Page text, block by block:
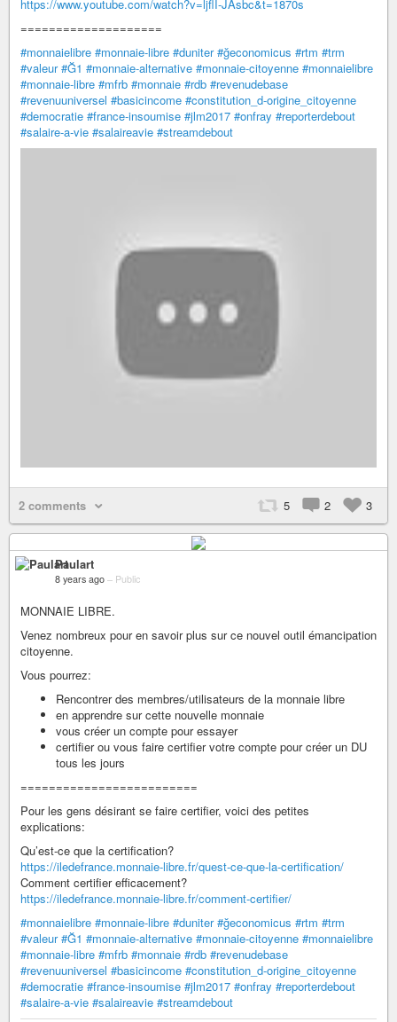
https://www.youtube.com/watch?v=ljflI-JAsbc&t=1870s
====================
#monnaielibre #monnaie-libre #duniter #ğeconomicus #rtm #trm
#valeur #Ğ1 #monnaie-alternative #monnaie-citoyenne #monnaielibre
#monnaie-libre #mfrb #monnaie #rdb #revenudebase
#revenuuniversel #basicincome #constitution_d-origine_citoyenne
#democratie #france-insoumise #jlm2017 #onfray #reporterdebout
#salaire-a-vie #salaireavie #streamdebout
2 comments 5 2 3
Paulart
8 years ago – Public
MONNAIE LIBRE.
Venez nombreux pour en savoir plus sur ce nouvel outil émancipation
citoyenne.
Vous pourrez:
Rencontrer des membres/utilisateurs de la monnaie libre
en apprendre sur cette nouvelle monnaie
vous créer un compte pour essayer
certifier ou vous faire certifier votre compte pour créer un DU
tous les jours
=========================
Pour les gens désirant se faire certifier, voici des petites
explications:
Qu’est-ce que la certification?
https://iledefrance.monnaie-libre.fr/quest-ce-que-la-certification/
Comment certifier efficacement?
https://iledefrance.monnaie-libre.fr/comment-certifier/
#monnaielibre #monnaie-libre #duniter #ğeconomicus #rtm #trm
#valeur #Ğ1 #monnaie-alternative #monnaie-citoyenne #monnaielibre
#monnaie-libre #mfrb #monnaie #rdb #revenudebase
#revenuuniversel #basicincome #constitution_d-origine_citoyenne
#democratie #france-insoumise #jlm2017 #onfray #reporterdebout
#salaire-a-vie #salaireavie #streamdebout